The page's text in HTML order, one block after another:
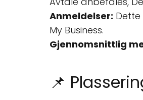
Anmeldelser:
My Business.
Gjennomsnittlig
📌